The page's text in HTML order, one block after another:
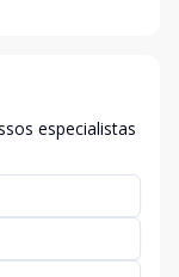
especialistas